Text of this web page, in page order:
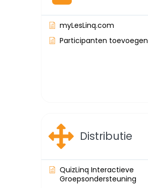
myLesLinq.com
Participanten toevoegen
Distributie
QuizLinq Interactieve
Groepsondersteuning